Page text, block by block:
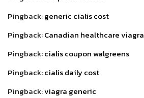
Pingback:generic cialis cost
Pingback:Canadian healthcare viagra
Pingback:cialis coupon walgreens
Pingback:cialis daily cost
Pingback:viagra generic